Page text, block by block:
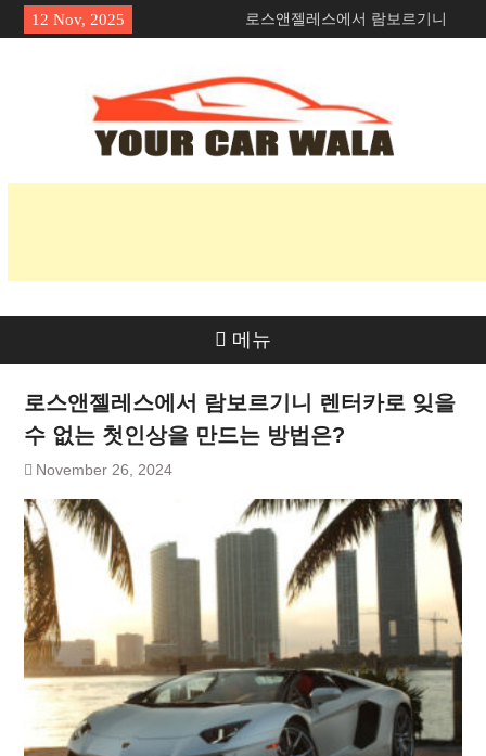
Skip
to
12 Nov, 2025
로스앤젤레스에서 람보르기니
렌터카로 잊을 수 없는 첫인상을
차량 운송 서비스에서 친환경적
인 옵션 탐색
혼다 Navi의 매력 공개: 라이더
들에게 인기 있는 이유는 무엇일
메뉴
로스앤젤레스에서 람보르기니 렌터카로 잊을
수 없는 첫인상을 만드는 방법은?
November 26, 2024